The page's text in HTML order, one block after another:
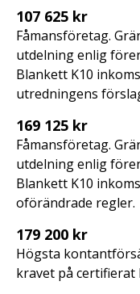
107 625 kr
Fåmansföretag.
utdelning enlig
Blankett K10
utredningens
169 125 kr
Fåmansföretag.
utdelning enlig
Blankett K10
oförändrade regler.
179 200 kr
Högsta
kravet på certifierat